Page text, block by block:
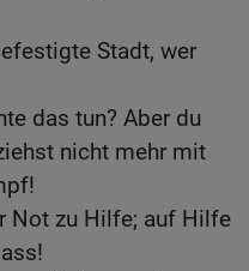
Stadt, wer
das tun? Aber du
nicht mehr mit
Not zu Hilfe; auf Hilfe